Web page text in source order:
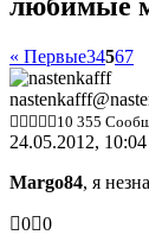
здесь:
« Первые34567
nastenkafff
10 355
24.05.2012, 10:04
Margo84, я
Голосуйте
0 Голосуйте
0